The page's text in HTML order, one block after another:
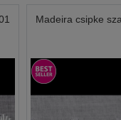
Madeira csipke